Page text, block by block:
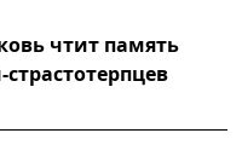
чтит память